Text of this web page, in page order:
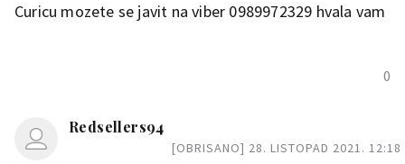
Curicu mozete se javit na viber 0989972329 hvala vam
0
Redsellers94
[OBRISANO] 28. LISTOPAD 2021. 12:18